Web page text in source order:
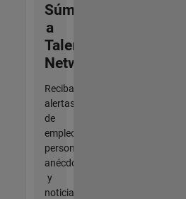
Súmese
a
Talent
Network
Reciba
alertas
de
empleo
personalizadas,
anécdotas
y
noticias